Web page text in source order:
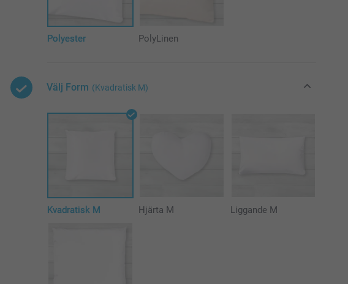
Polyester PolyLinen
Välj Form (Kvadratisk M)
Kvadratisk M Hjärta M Liggande M